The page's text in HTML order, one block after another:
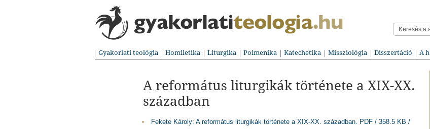
Gyakorlati teológia Homiletika Liturgika Poimenika Katechetika Missziológia Disszertáció A
A református liturgikák története a XIX-XX.
században
Fekete Károly: A református liturgikák története a XIX-XX. században. PDF / 358.5 KB /